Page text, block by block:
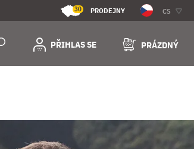
30 PRODEJNY CS
PŘIHLAS SE PRÁZDNÝ